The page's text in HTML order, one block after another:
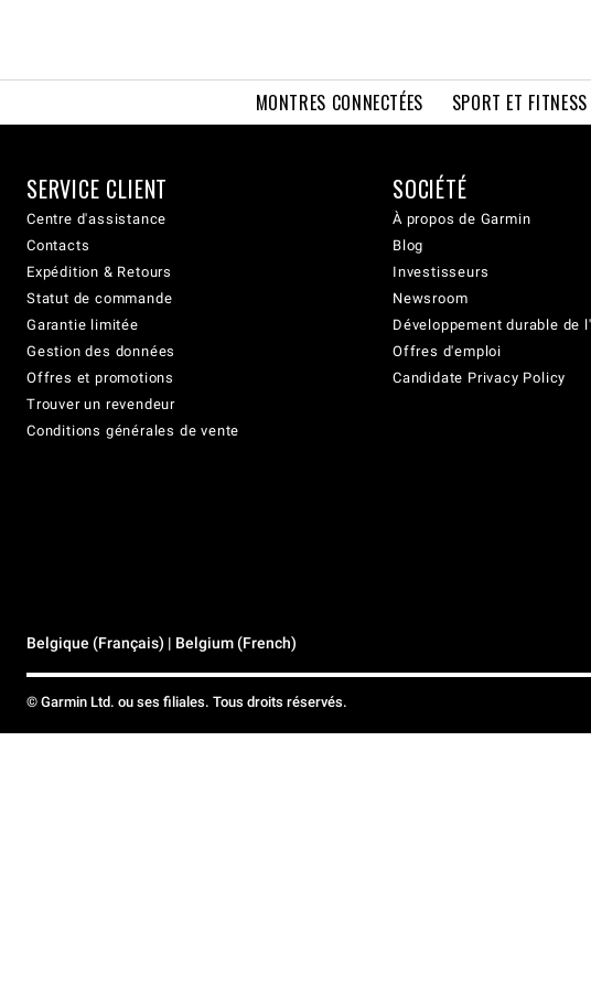
MONTRES CONNECTÉES SPORT ET FITNESS
SERVICE CLIENT
Centre d'assistance
Contacts
Expédition & Retours
Statut de commande
Garantie limitée
Gestion des données
Offres et promotions
Trouver un revendeur
Conditions générales de vente
SOCIÉTÉ
À propos de Garmin
Blog
Investisseurs
Newsroom
Développement durable de
Offres d'emploi
Candidate Privacy Policy
Belgique (Français) | Belgium (French)
© Garmin Ltd. ou ses filiales. Tous droits réservés.